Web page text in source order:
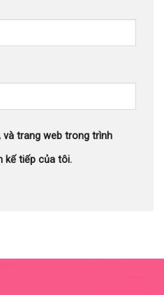
và trang web trong trình
kế tiếp của tôi.